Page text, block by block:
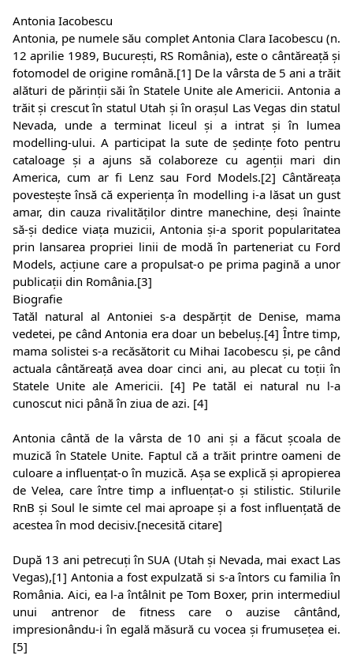
Antonia Iacobescu
Antonia, pe numele său complet Antonia Clara Iacobescu (n.
12 aprilie 1989, București, RS România), este o cântăreață și
fotomodel de origine română.[1] De la vârsta de 5 ani a trăit
alături de părinții săi în Statele Unite ale Americii. Antonia a
trăit și crescut în statul Utah și în orașul Las Vegas din statul
Nevada, unde a terminat liceul și a intrat și în lumea
modelling-ului. A participat la sute de ședințe foto pentru
cataloage și a ajuns să colaboreze cu agenții mari din
America, cum ar fi Lenz sau Ford Models.[2] Cântăreața
povestește însă că experiența în modelling i-a lăsat un gust
amar, din cauza rivalităților dintre manechine, deși înainte
să-și dedice viața muzicii, Antonia și-a sporit popularitatea
prin lansarea propriei linii de modă în parteneriat cu Ford
Models, acțiune care a propulsat-o pe prima pagină a unor
publicații din România.[3]
Biografie
Tatăl natural al Antoniei s-a despărțit de Denise, mama
vedetei, pe când Antonia era doar un bebeluș.[4] Între timp,
mama solistei s-a recăsătorit cu Mihai Iacobescu și, pe când
actuala cântăreață avea doar cinci ani, au plecat cu toții în
Statele Unite ale Americii. [4] Pe tatăl ei natural nu l-a
cunoscut nici până în ziua de azi. [4]
Antonia cântă de la vârsta de 10 ani și a făcut școala de
muzică în Statele Unite. Faptul că a trăit printre oameni de
culoare a influențat-o în muzică. Așa se explică și apropierea
de Velea, care între timp a influențat-o și stilistic. Stilurile
RnB și Soul le simte cel mai aproape și a fost influențată de
acestea în mod decisiv.[necesită citare]
După 13 ani petrecuți în SUA (Utah și Nevada, mai exact Las
Vegas),[1] Antonia a fost expulzată si s-a întors cu familia în
România. Aici, ea l-a întâlnit pe Tom Boxer, prin intermediul
unui antrenor de fitness care o auzise cântând,
impresionându-i în egală măsură cu vocea și frumusețea ei.
[5]